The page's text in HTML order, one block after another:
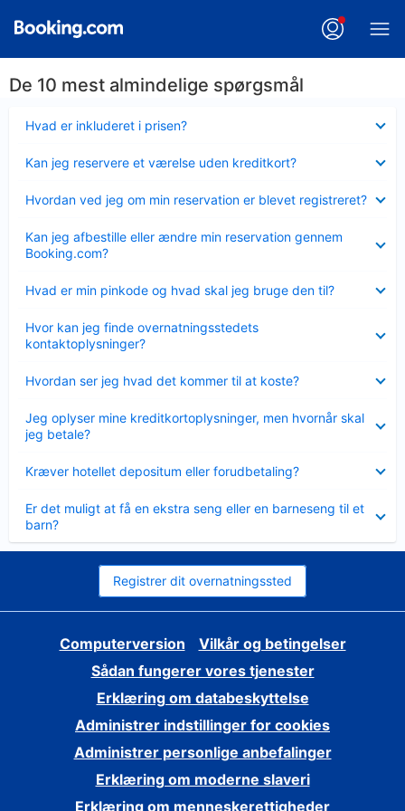
De 10 mest almindelige spørgsmål
Hvad er inkluderet i prisen?
Kan jeg reservere et værelse uden kreditkort?
Hvordan ved jeg om min reservation er blevet registreret?
Kan jeg afbestille eller ændre min reservation gennem
Booking.com?
Hvad er min pinkode og hvad skal jeg bruge den til?
Hvor kan jeg finde overnatningsstedets
kontaktoplysninger?
Hvordan ser jeg hvad det kommer til at koste?
Jeg oplyser mine kreditkortoplysninger, men hvornår skal
jeg betale?
Kræver hotellet depositum eller forudbetaling?
Er det muligt at få en ekstra seng eller en barneseng til et
barn?
Registrer dit overnatningssted
Computerversion
Vilkår og betingelser
Sådan fungerer vores tjenester
Erklæring om databeskyttelse
Administrer indstillinger for cookies
Administrer personlige anbefalinger
Erklæring om moderne slaveri
Erklæring om menneskerettigheder